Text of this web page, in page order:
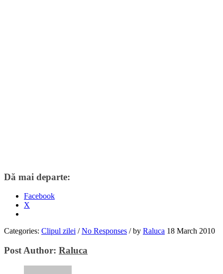
Dă mai departe:
Facebook
X
Categories: Clipul zilei / No Responses /by Raluca 18 March 2010
Post Author: Raluca